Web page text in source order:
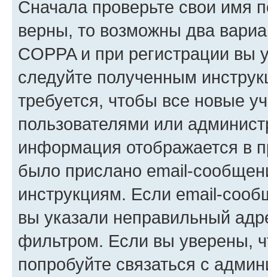
Сначала проверьте свои имя
верны, то возможны два
COPPA и при регистрации вы
следуйте полученным
требуется, чтобы все новые
пользователями или
информация отображается в
было прислано email-
инструкциям. Если email-
вы указали неправильный
фильтром. Если вы уверены,
попробуйте связаться с